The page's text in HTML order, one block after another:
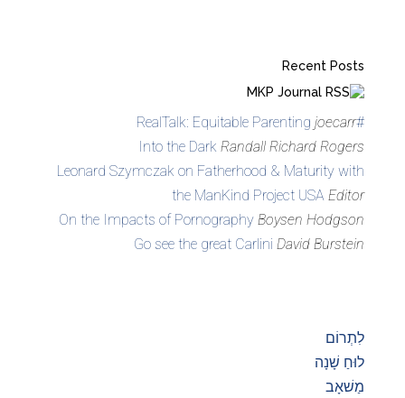
Recent Posts
MKP Journal
#RealTalk: Equitable Parenting
joecarr
Into the Dark Randall Richard Rogers
Leonard Szymczak on Fatherhood & Maturity with
the ManKind Project USA Editor
On the Impacts of Pornography Boysen Hodgson
Go see the great Carlini David Burstein
לִתְרוֹם
לוּחַ שָׁנָה
מַשׁאָב